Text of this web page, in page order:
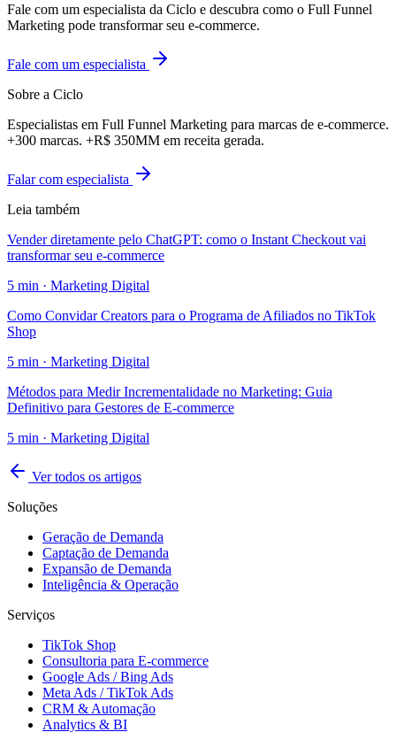
Fale com um especialista da Ciclo e descubra como o Full Funnel
Marketing pode transformar seu e-commerce.
Fale com um especialista
Sobre a Ciclo
Especialistas em Full Funnel Marketing para marcas de e-commerce.
+300 marcas. +R$ 350MM em receita gerada.
Falar com especialista
Leia também
Vender diretamente pelo ChatGPT: como o Instant Checkout vai
transformar seu e-commerce
5 min · Marketing Digital
Como Convidar Creators para o Programa de Afiliados no TikTok
Shop
5 min · Marketing Digital
Métodos para Medir Incrementalidade no Marketing: Guia
Definitivo para Gestores de E-commerce
5 min · Marketing Digital
Ver todos os artigos
Soluções
Geração de Demanda
Captação de Demanda
Expansão de Demanda
Inteligência & Operação
Serviços
TikTok Shop
Consultoria para E-commerce
Google Ads / Bing Ads
Meta Ads / TikTok Ads
CRM & Automação
Analytics & BI